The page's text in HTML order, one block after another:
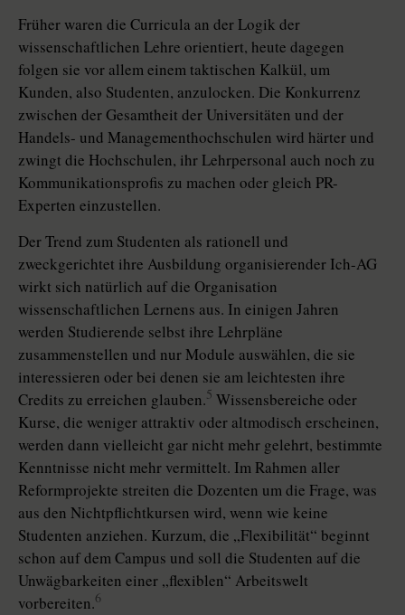
Früher waren die Curricula an der Logik der
wissenschaftlichen Lehre orientiert, heute dagegen
folgen sie vor allem einem taktischen Kalkül, um
Kunden, also Studenten, anzulocken. Die Konkurrenz
zwischen der Gesamtheit der Universitäten und der
Handels- und Managementhochschulen wird härter und
zwingt die Hochschulen, ihr Lehrpersonal auch noch zu
Kommunikationsprofis zu machen oder gleich PR-
Experten einzustellen.
Der Trend zum Studenten als rationell und
zweckgerichtet ihre Ausbildung organisierender Ich-AG
wirkt sich natürlich auf die Organisation
wissenschaftlichen Lernens aus. In einigen Jahren
werden Studierende selbst ihre Lehrpläne
zusammenstellen und nur Module auswählen, die sie
interessieren oder bei denen sie am leichtesten ihre
Credits zu erreichen glauben.5 Wissensbereiche oder
Kurse, die weniger attraktiv oder altmodisch erscheinen,
werden dann vielleicht gar nicht mehr gelehrt, bestimmte
Kenntnisse nicht mehr vermittelt. Im Rahmen aller
Reformprojekte streiten die Dozenten um die Frage, was
aus den Nichtpflichtkursen wird, wenn wie keine
Studenten anziehen. Kurzum, die „Flexibilität“ beginnt
schon auf dem Campus und soll die Studenten auf die
Unwägbarkeiten einer „flexiblen“ Arbeitswelt
vorbereiten.6